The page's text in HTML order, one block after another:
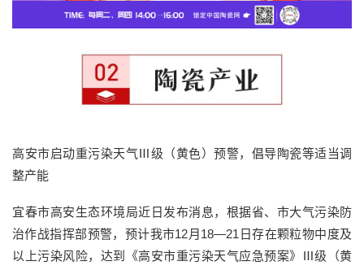
高安市启动重污染天气Ⅲ级（黄色）预警，倡导陶瓷等适当调
整产能
宜春市高安生态环境局近日发布消息，根据省、市大气污染防
治作战指挥部预警，预计我市12月18—21日存在颗粒物中度及
以上污染风险，达到《高安市重污染天气应急预案》Ⅲ级（黄